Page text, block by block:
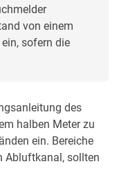
von einem
sofern die
des
halben Meter zu
ein. Bereiche
Abluftkanal, sollten